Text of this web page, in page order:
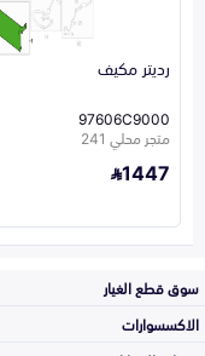
رديتر مكيف
97606C9000
متجر محلي 241
1447
سوق قطع الغيار
الاكسسوارات